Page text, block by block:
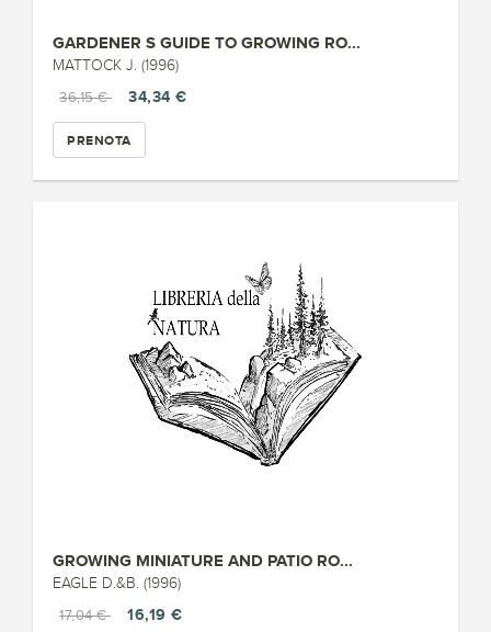
GARDENER S GUIDE TO GROWING RO...
MATTOCK J. (1996)
36,15 €
34,34 €
PRENOTA
GROWING MINIATURE AND PATIO RO...
EAGLE D.&B. (1996)
17,04 €
16,19 €